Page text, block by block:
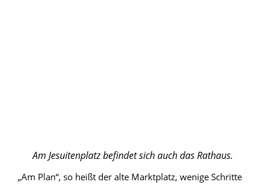
Am Jesuitenplatz befindet sich auch das Rathaus.
„Am Plan“, so heißt der alte Marktplatz, wenige Schritte